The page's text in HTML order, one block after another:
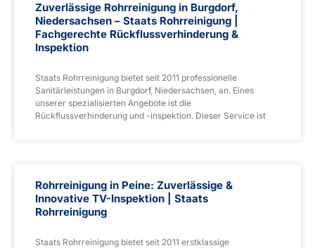
Zuverlässige Rohrreinigung in Burgdorf,
Niedersachsen – Staats Rohrreinigung |
Fachgerechte Rückflussverhinderung &
Inspektion
Staats Rohrreinigung bietet seit 2011 professionelle
Sanitärleistungen in Burgdorf, Niedersachsen, an. Eines
unserer spezialisierten Angebote ist die
Rückflussverhinderung und -inspektion. Dieser Service ist
Rohrreinigung in Peine: Zuverlässige &
Innovative TV-Inspektion | Staats
Rohrreinigung
Staats Rohrreinigung bietet seit 2011 erstklassige